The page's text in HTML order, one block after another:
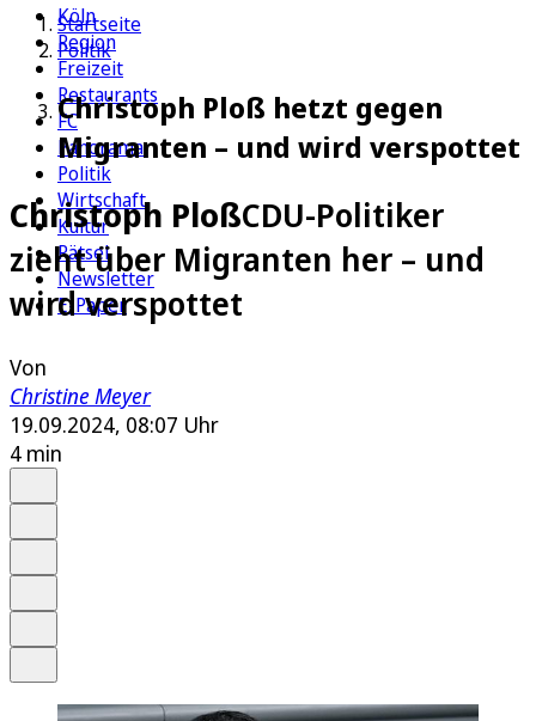
Köln
Region
Freizeit
Restaurants
FC
Panorama
Politik
Wirtschaft
Kultur
Rätsel
Newsletter
E-Paper
Startseite
Politik
Christoph Ploß hetzt gegen
Migranten – und wird verspottet
Christoph PloßCDU-Politiker
zieht über Migranten her – und
wird verspottet
Von
Christine Meyer
19.09.2024, 08:07 Uhr
4 min